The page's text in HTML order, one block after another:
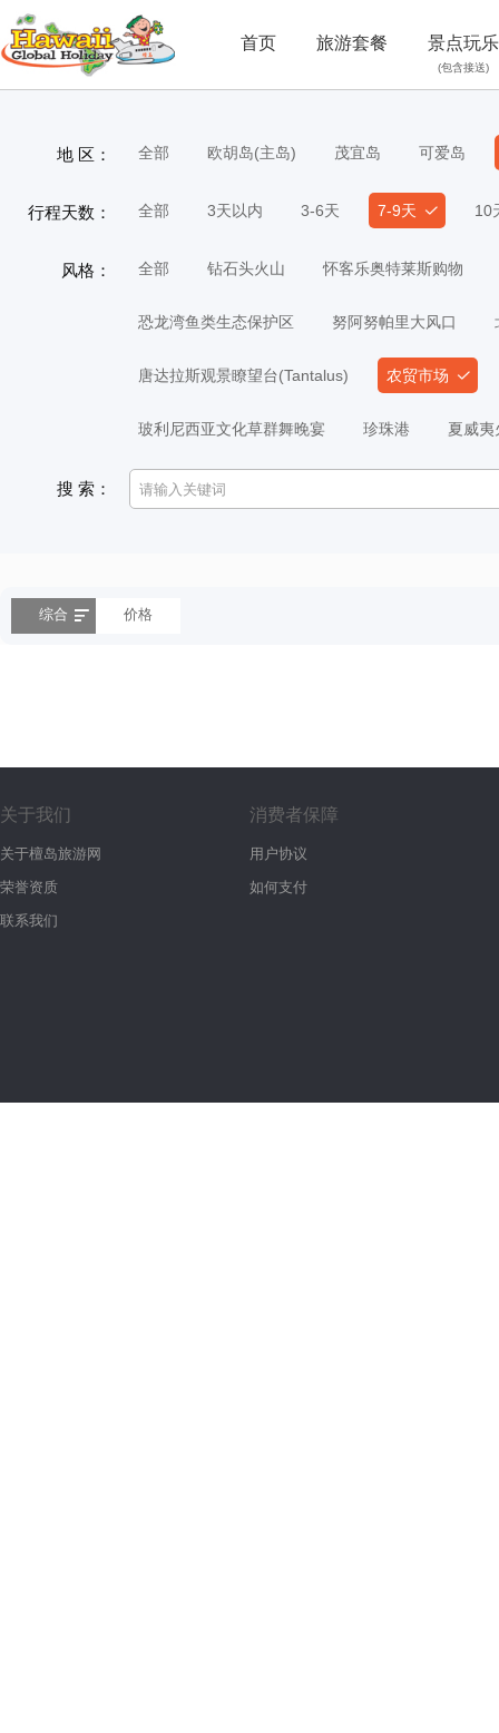
首页 旅游套餐 景点玩乐
(包含接送)
地 区： 全部 欧胡岛(主岛) 茂宜岛 可爱岛
行程天数： 全部 3天以内 3-6天 7-9天 10
风格： 全部 钻石头火山 怀客乐奥特莱斯购物
恐龙湾鱼类生态保护区 努阿努帕里大风口
唐达拉斯观景瞭望台(Tantalus) 农贸市场
玻利尼西亚文化草群舞晚宴 珍珠港 夏威夷
搜 索：
综合 价格
关于我们
关于檀岛旅游网
荣誉资质
联系我们
消费者保障
用户协议
如何支付